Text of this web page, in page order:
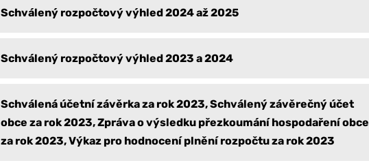
Schválený rozpočtový výhled 2024 až 2025
Schválený rozpočtový výhled 2023 a 2024
Schválená účetní závěrka za rok 2023, Schválený závěrečný účet
obce za rok 2023, Zpráva o výsledku přezkoumání hospodaření obce
za rok 2023, Výkaz pro hodnocení plnění rozpočtu za rok 2023